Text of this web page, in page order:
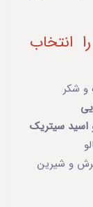
انتخاب
و شکر
اسید سیتریک
و شیرین